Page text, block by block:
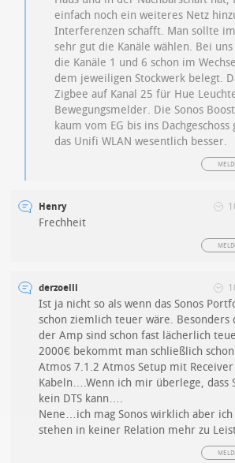
einfach noch ein weiteres Netz
Interferenzen schafft. Man sollte
sehr gut die Kanäle wählen. Bei
die Kanäle 1 und 6 schon im
dem jeweiligen Stockwerk belegt.
Zigbee auf Kanal 25 für Hue
Bewegungsmelder. Die Sonos
kaum vom EG bis ins
das Unifi WLAN wesentlich besser.
Henry
Frechheit
derzoelli
Ist ja nicht so als wenn das Sonos
schon ziemlich teuer wäre. Besonders
der Amp sind schon fast lächerlich
2000€ bekommt man schließlich
Atmos 7.1.2 Atmos Setup mit Receiver
Kabeln….Wenn ich mir überlege, dass
kein DTS kann….
Nene…ich mag Sonos wirklich aber
stehen in keiner Relation mehr zu